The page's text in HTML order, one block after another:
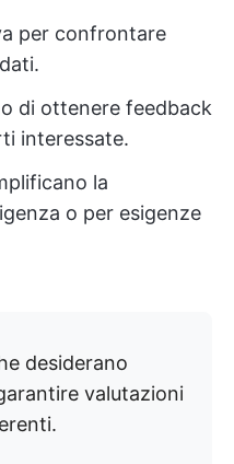
per confrontare
di ottenere feedback
interessate.
la
o per esigenze
desiderano
valutazioni